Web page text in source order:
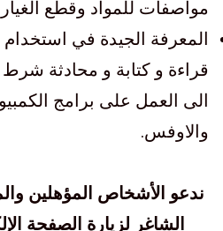
مواصفات للمواد وقطع
المعرفة الجيدة في استخدام
قراءة و كتابة و محادثة
الى العمل على برامج
والاوفس.
ندعو الأشخاص المؤهلين
الشاغر لزيارة الصفحة